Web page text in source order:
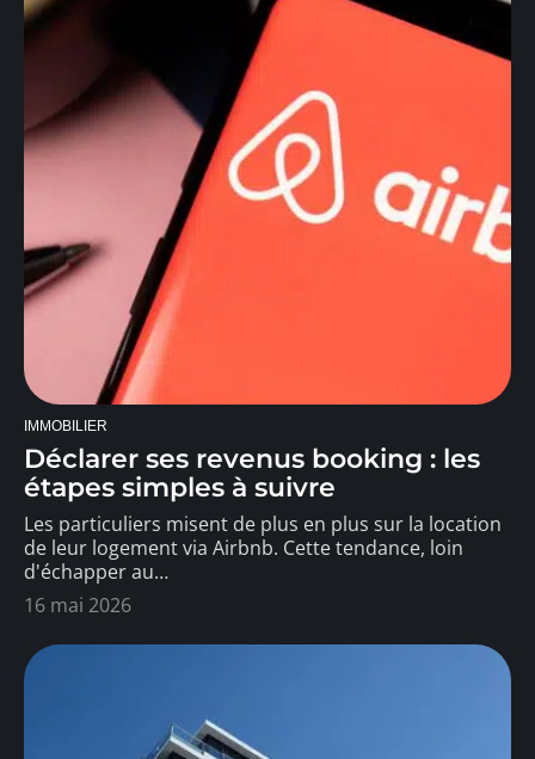
IMMOBILIER
Déclarer ses revenus booking : les
étapes simples à suivre
Les particuliers misent de plus en plus sur la location
de leur logement via Airbnb. Cette tendance, loin
d'échapper au…
16 mai 2026